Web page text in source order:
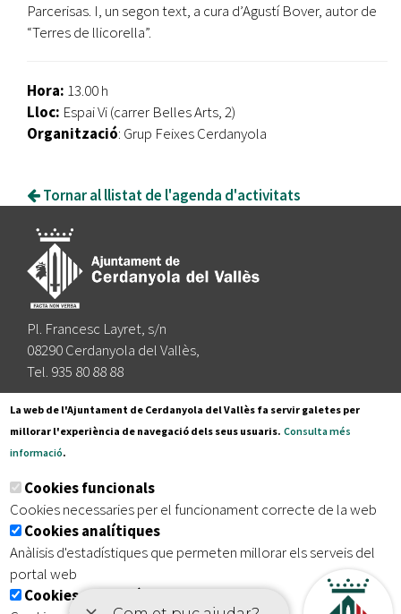
Parcerisas. I, un segon text, a cura d’Agustí Bover, autor de
“Terres de llicorella”.
Hora: 13.00 h
Lloc: Espai Vi (carrer Belles Arts, 2)
Organització: Grup Feixes Cerdanyola
Tornar al llistat de l'agenda d'activitats
Pl. Francesc Layret, s/n
08290 Cerdanyola del Vallès,
Tel. 935 80 88 88
Segueix-nos a:
Subscriu-te al nostre butlletí
Inici | Avís legal | Protecció de dades
| Accessibilitat
La web de l'Ajuntament de Cerdanyola del Vallès fa servir galetes per
millorar l'experiència de navegació dels seus usuaris. Consulta més
informació.
Cookies funcionals
Cookies necessaries per el funcionament correcte de la web
Cookies analítiques
Anàlisis d'estadístiques que permeten millorar els serveis del
portal web
Cookies publicitàries